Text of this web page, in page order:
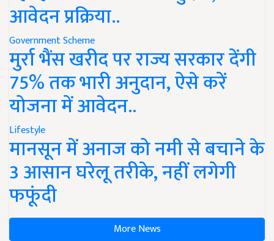
आवेदन प्रक्रिया..
Government Scheme
मुर्रा भैंस खरीद पर राज्य सरकार देंगी
75% तक भारी अनुदान, ऐसे करें
योजना में आवेदन..
Lifestyle
मानसून में अनाज को नमी से बचाने के
3 आसान घरेलू तरीके, नहीं लगेगी
फफूंदी
More News